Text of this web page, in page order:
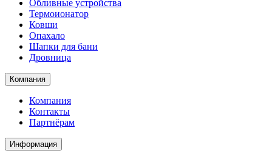
Обливные устройства
Термоионатор
Ковши
Опахало
Шапки для бани
Дровница
Компания
Компания
Контакты
Партнёрам
Информация